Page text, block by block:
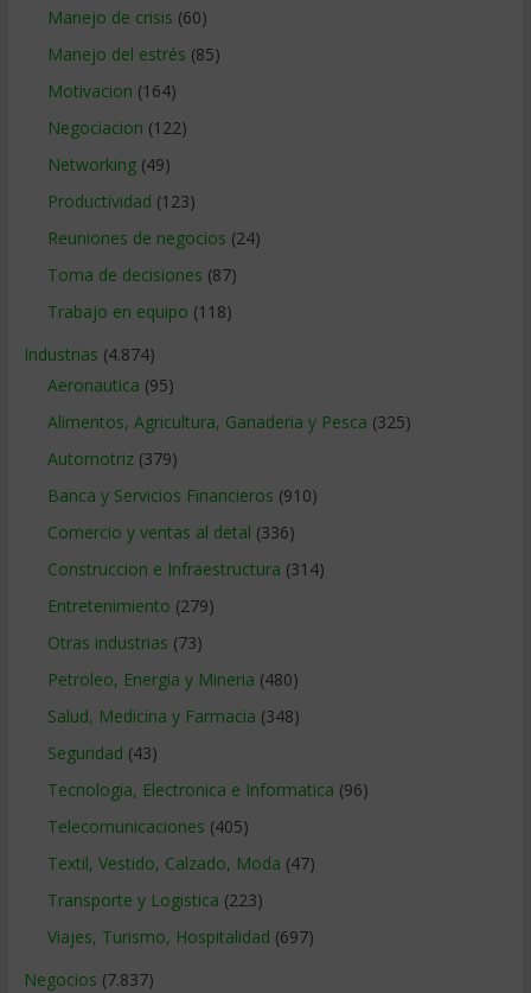
Manejo de crisis (60)
Manejo del estrés (85)
Motivacion (164)
Negociacion (122)
Networking(49)
Productividad (123)
Reuniones de negocios (24)
Toma de decisiones (87)
Trabajo en equipo (118)
Industrias (4.874)
Aeronautica (95)
Alimentos, Agricultura, Ganaderia y Pesca (325)
Automotriz(379)
Banca y Servicios Financieros (910)
Comercio y ventas al detal (336)
Construccion e Infraestructura (314)
Entretenimiento (279)
Otras industrias (73)
Petroleo, Energia y Mineria (480)
Salud, Medicina y Farmacia (348)
Seguridad (43)
Tecnologia, Electronica e Informatica (96)
Telecomunicaciones (405)
Textil, Vestido, Calzado, Moda (47)
Transporte y Logistica (223)
Viajes, Turismo, Hospitalidad (697)
Negocios (7.837)